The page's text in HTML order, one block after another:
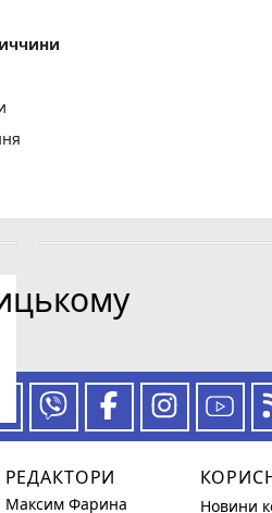
ударів по цілях у РФ
РЕДАКТОРИ
Максим Фарина Новини